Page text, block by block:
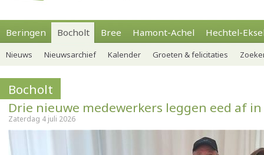
Beringen Bocholt Bree Hamont-Achel Hechtel-
Nieuws Nieuwsarchief Kalender Groeten & felicitaties
Bocholt
Drie nieuwe medewerkers leggen eed af
Zaterdag 4 juli 2026